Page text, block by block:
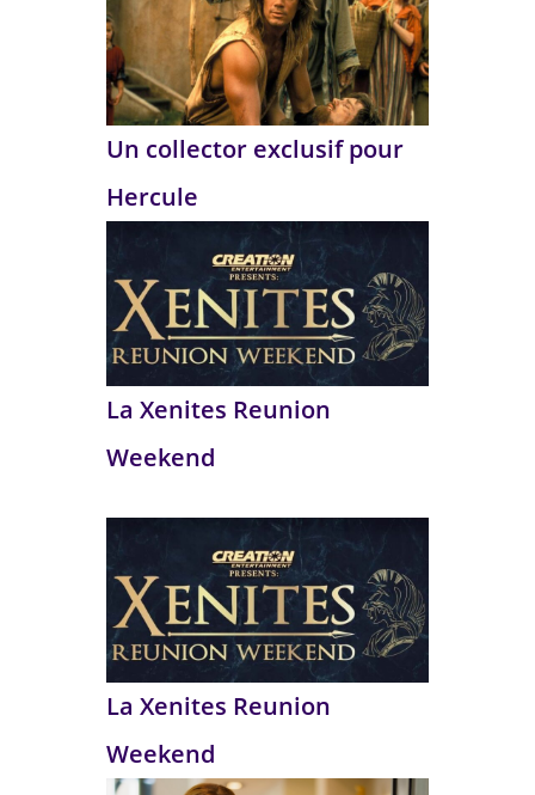
Un collector exclusif pour
Hercule
La Xenites Reunion
Weekend
La Xenites Reunion
Weekend